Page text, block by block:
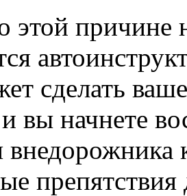
этой причине
сделать
вы начнете
внедорожника